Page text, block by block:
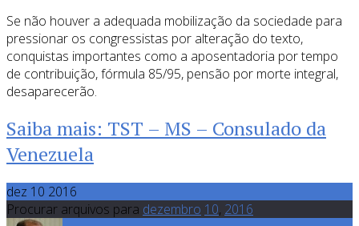
Se não houver a adequada mobilização da sociedade para
pressionar os congressistas por alteração do texto,
conquistas importantes como a aposentadoria por tempo
de contribuição, fórmula 85/95, pensão por morte integral,
desaparecerão.
Saiba mais: TST – MS – Consulado da
Venezuela
dez 10 2016
Procurar arquivos para dezembro 10, 2016